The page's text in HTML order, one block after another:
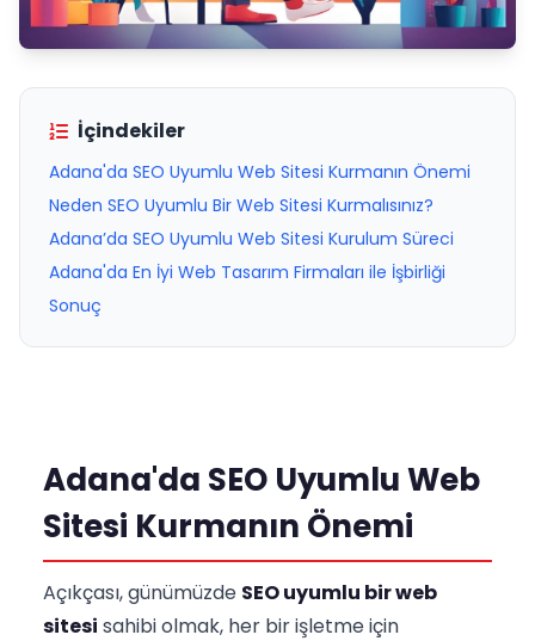
İçindekiler
Adana'da SEO Uyumlu Web Sitesi Kurmanın Önemi
Neden SEO Uyumlu Bir Web Sitesi Kurmalısınız?
Adana’da SEO Uyumlu Web Sitesi Kurulum Süreci
Adana'da En İyi Web Tasarım Firmaları ile İşbirliği
Sonuç
Adana'da SEO Uyumlu Web
Sitesi Kurmanın Önemi
Açıkçası, günümüzde SEO uyumlu bir web
sitesi sahibi olmak, her bir işletme için